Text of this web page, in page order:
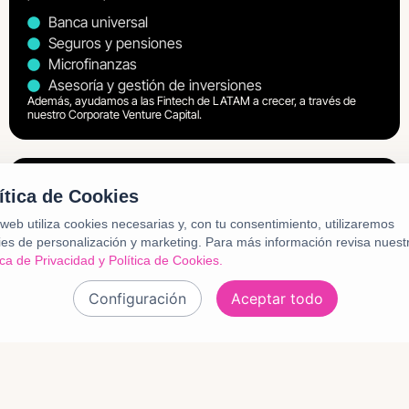
de Cookies
utiliza cookies necesarias y, con tu consentimiento, utilizaremos
de personalización y marketing.
Para más información revisa
de Privacidad y Política de Cookies.
Configuración Aceptar todo
Banca universal
Seguros y pensiones
Microfinanzas
Asesoría y gestión de inversiones
Además, ayudamos a las Fintech de LATAM a crecer, a través de
nuestro Corporate Venture Capital.
¿En qué creemos?
Empoderar personas para generar bienestar
Acelerar ideas disruptivas
Democratizar las finanzas
Elegir el camino correcto en línea con nuestros
valores
Impulsar el desarrollo sostenible de la región